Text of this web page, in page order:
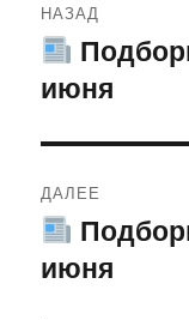
по
записям
НАЗАД
Предыдущая
запись:
июня
ДАЛЕЕ
Следующая
запись:
июня